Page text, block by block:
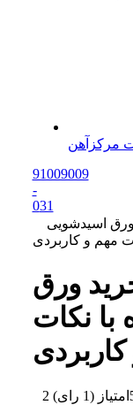
مرکزآهن
91009009
-
031
اسیدشویی
مهم و کاربردی
ورق
با نکات
امتیاز (1 رای )